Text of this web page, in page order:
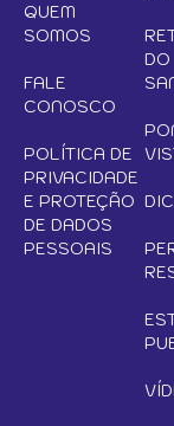
QUEM
SOMOS
FALE
CONOSCO
POLÍTICA DE
PRIVACIDADE
E PROTEÇÃO
DE DADOS
PESSOAIS
DO